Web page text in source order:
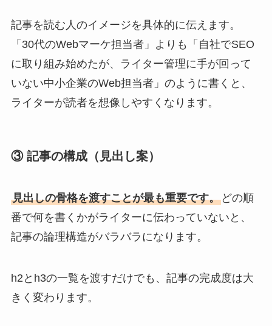
記事を読む人のイメージを具体的に伝えます。
「30代のWebマーケ担当者」よりも「自社でSEO
に取り組み始めたが、ライター管理に手が回って
いない中小企業のWeb担当者」のように書くと、
ライターが読者を想像しやすくなります。
③ 記事の構成（見出し案）
見出しの骨格を渡すことが最も重要です。どの順
番で何を書くかがライターに伝わっていないと、
記事の論理構造がバラバラになります。
h2とh3の一覧を渡すだけでも、記事の完成度は大
きく変わります。